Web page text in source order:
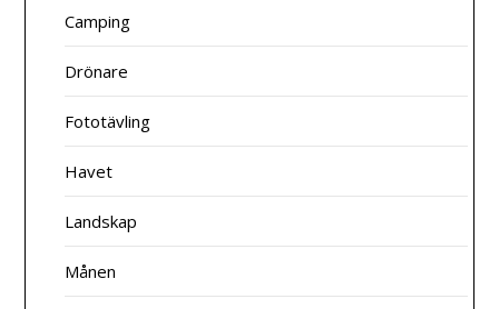
Camping
Drönare
Fototävling
Havet
Landskap
Månen